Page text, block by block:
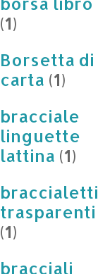
(1)
Borsetta di
carta (1)
bracciale
linguette
lattina (1)
braccialetti
trasparenti
(1)
bracciali